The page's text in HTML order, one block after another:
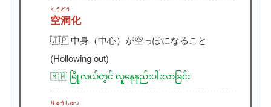
空洞
くうどう
化
🇯🇵 中身（中心）が空っぽになること
(Hollowing out)
🇲🇲 မြို့လယ်တွင် လူနေနည်းပါးလာခြင်း
りゅうしゅつ